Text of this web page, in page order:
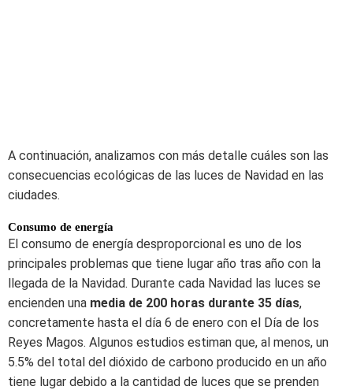
A continuación, analizamos con más detalle cuáles son las
consecuencias ecológicas de las luces de Navidad en las
ciudades.
Consumo de energía
El consumo de energía desproporcional es uno de los
principales problemas que tiene lugar año tras año con la
llegada de la Navidad. Durante cada Navidad las luces se
encienden una media de 200 horas durante 35 días,
concretamente hasta el día 6 de enero con el Día de los
Reyes Magos. Algunos estudios estiman que, al menos, un
5.5% del total del dióxido de carbono producido en un año
tiene lugar debido a la cantidad de luces que se prenden